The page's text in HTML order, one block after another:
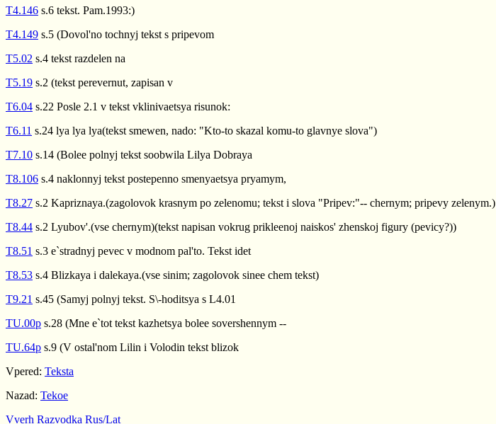
T4.146 s.6 tekst. Pam.1993:)
T4.149 s.5 (Dovol'no tochnyj tekst s pripevom
T5.02 s.4 tekst razdelen na
T5.19 s.2 (tekst perevernut, zapisan v
T6.04 s.22 Posle 2.1 v tekst vklinivaetsya risunok:
T6.11 s.24 lya lya lya(tekst smewen, nado: "Kto-to skazal komu-to glavnye slova")
T7.10 s.14 (Bolee polnyj tekst soobwila Lilya Dobraya
T8.106 s.4 naklonnyj tekst postepenno smenyaetsya pryamym,
T8.27 s.2 Kapriznaya.(zagolovok krasnym po zelenomu; tekst i slova "Pripev:"-- chernym; pripevy zelenym.)
T8.44 s.2 Lyubov'.(vse chernym)(tekst napisan vokrug prikleenoj naiskos' zhenskoj figury (pevicy?))
T8.51 s.3 e`stradnyj pevec v modnom pal'to. Tekst idet
T8.53 s.4 Blizkaya i dalekaya.(vse sinim; zagolovok sinee chem tekst)
T9.21 s.45 (Samyj polnyj tekst. S\-hoditsya s L4.01
TU.00p s.28 (Mne e`tot tekst kazhetsya bolee sovershennym --
TU.64p s.9 (V ostal'nom Lilin i Volodin tekst blizok
Vpered: Teksta
Nazad: Tekoe
Vverh Razvodka Rus/Lat